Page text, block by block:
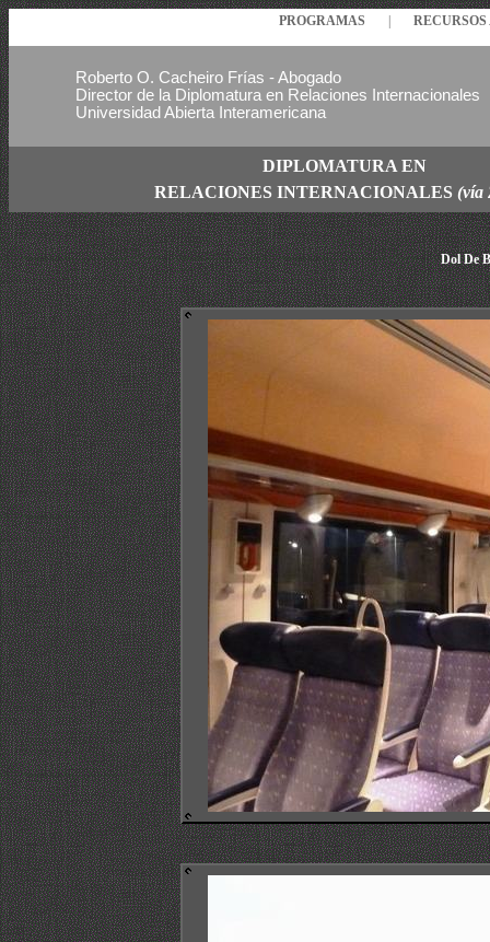
PROGRAMAS
Roberto O. Cacheiro Frías - Abogado
Director de la Diplomatura en Relaciones Internacionales
Universidad Abierta Interamericana
DIPLOMATURA EN
RELACIONES INTERNACIONALES (vía
Dol De